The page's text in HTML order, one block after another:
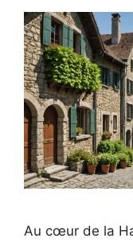
Au cœur de la